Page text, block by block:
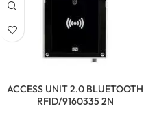
ACCESS UNIT 2.0 BLUETOOTH
RFID/9160335 2N